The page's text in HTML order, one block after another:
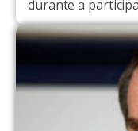
durante a
propaganda